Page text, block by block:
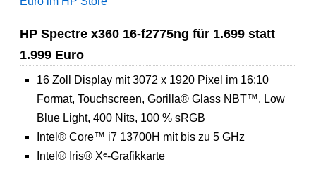
HP Spectre x360 16-f2775ng für 1.699 statt
1.999 Euro
16 Zoll Display mit 3072 x 1920 Pixel im 16:10
Format, Touchscreen, Gorilla® Glass NBT™, Low
Blue Light, 400 Nits, 100 % sRGB
Intel® Core™ i7 13700H mit bis zu 5 GHz
Intel® Iris® Xᵉ-Grafikkarte